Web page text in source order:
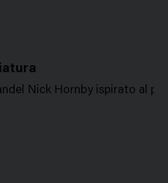
Nick Hornby ispirato al